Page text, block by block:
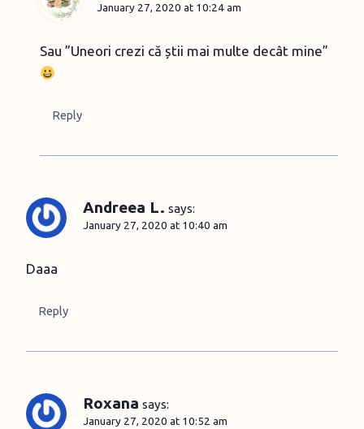
January 27, 2020 at 10:24 am
Sau ”Uneori crezi că știi mai multe decât mine”
Reply
Andreea L. says:
January 27, 2020 at 10:40 am
Daaa
Reply
Roxana says:
January 27, 2020 at 10:52 am